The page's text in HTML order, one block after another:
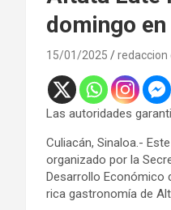
domingo
15/01/2025 redaccion
Las autoridades
Culiacán, Sinaloa.-
organizado por la
Desarrollo Económico
rica gastronomía de